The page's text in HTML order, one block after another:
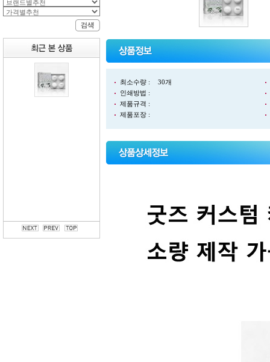
최소수량 :
30개
인쇄방법 :
제품규격 :
제품포장 :